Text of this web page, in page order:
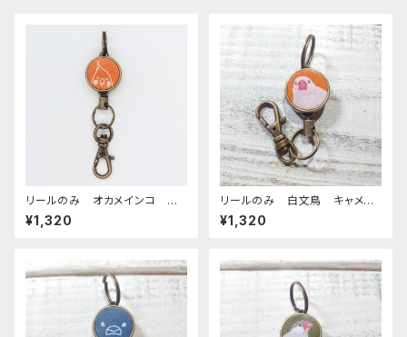
リールのみ オカメインコ モノ
トーン キャメル おかめいん
こ オカメ3兄弟
¥1,320
リールのみ 白文鳥 キャメ
ル 文鳥 ぶんちょう ブンチョ
ウ
¥1,320